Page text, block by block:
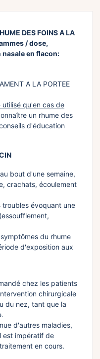
DES FOINS A LA
/ dose,
en flacon:
A LA PORTEE
qu'en cas de
un rhume des
d'éducation
bout d'une semaine,
crachats, écoulement
évoquant une
du rhume
d'exposition aux
chez les patients
chirurgicale
du nez, tant que la
d'autres maladies,
est impératif de
en cours.